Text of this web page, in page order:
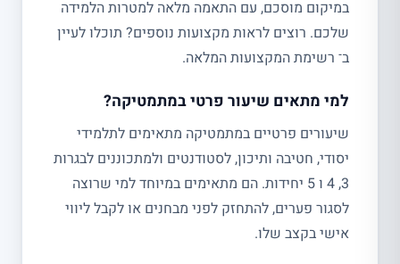
במיקום מוסכם, עם התאמה מלאה למטרות הלמידה
שלכם. רוצים לראות מקצועות נוספים? תוכלו לעיין
ב־ רשימת המקצועות המלאה.
למי מתאים שיעור פרטי במתמטיקה?
שיעורים פרטיים במתמטיקה מתאימים לתלמידי
יסודי, חטיבה ותיכון, לסטודנטים ולמתכוננים לבגרות
3, 4 ו 5 יחידות. הם מתאימים במיוחד למי שרוצה
לסגור פערים, להתחזק לפני מבחנים או לקבל ליווי
אישי בקצב שלו.